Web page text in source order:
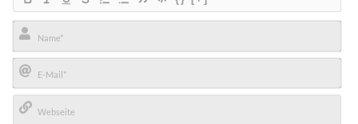
Name*
E-
Mail*